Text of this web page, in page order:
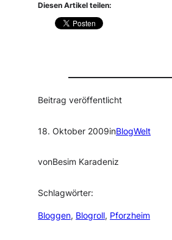
Diesen Artikel teilen:
Beitrag veröffentlicht
18. Oktober 2009inBlogWelt
vonBesim Karadeniz
Schlagwörter:
Bloggen, Blogroll, Pforzheim